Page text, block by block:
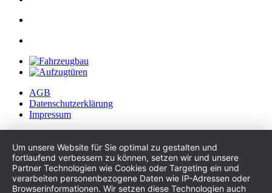
AGB
Datenschutzerklärung
Impressum
Um unsere Website für Sie optimal zu gestalten und
fortlaufend verbessern zu können, setzen wir und unsere
Partner Technologien wie Cookies oder Targeting ein und
verarbeiten personenbezogene Daten wie IP-Adressen oder
Browserinformationen. Wir setzen diese Technologien auch